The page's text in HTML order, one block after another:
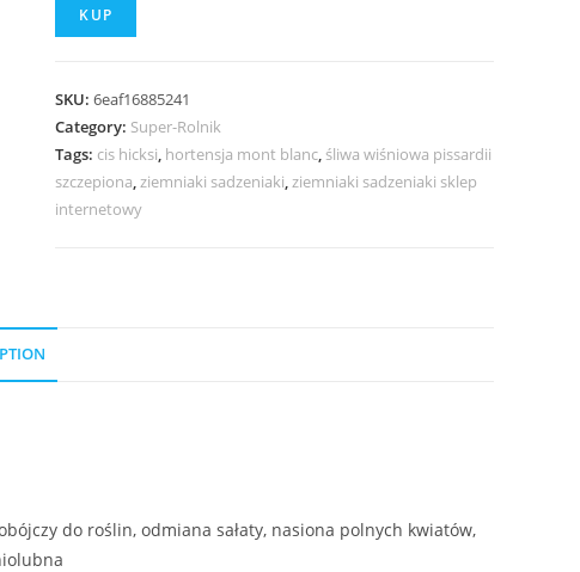
KUP
SKU:6eaf16885241
Category: Super-Rolnik
Tags: cis hicksi, hortensja mont blanc, śliwa wiśniowa pissardii
szczepiona,ziemniaki sadzeniaki,ziemniaki sadzeniaki sklep
internetowy
do roślin, odmiana sałaty, nasiona polnych kwiatów,